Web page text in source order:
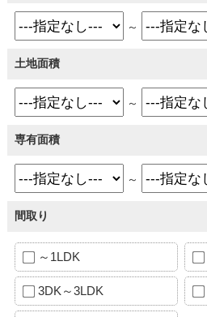
～
土地面積
～
専有面積
～
間取り
～1LDK
3DK～3LDK